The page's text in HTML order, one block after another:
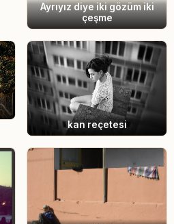
Ayrıyız diye iki gözüm iki
çeşme
kan reçetesi